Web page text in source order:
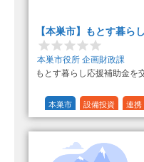
【本巣市】もとす暮ら
本巣市役所 企画財政課
もとす暮らし応援補助金を
本巣市 設備投資 連携